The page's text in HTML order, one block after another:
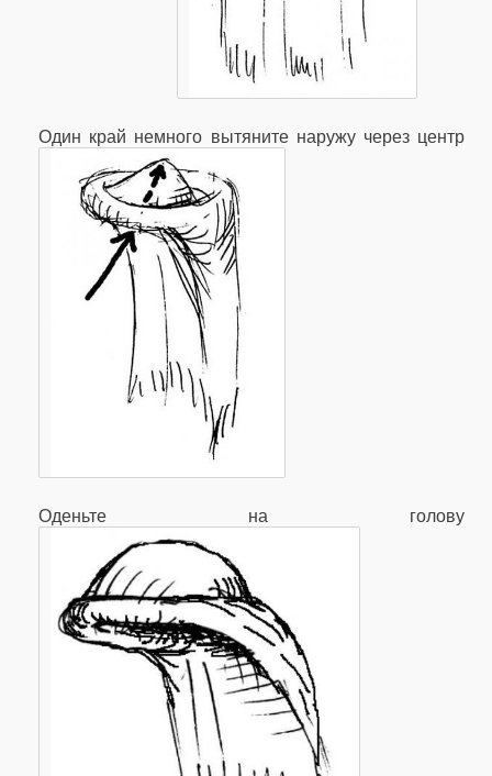
Один край немного вытяните наружу через центр
Оденьте на голову